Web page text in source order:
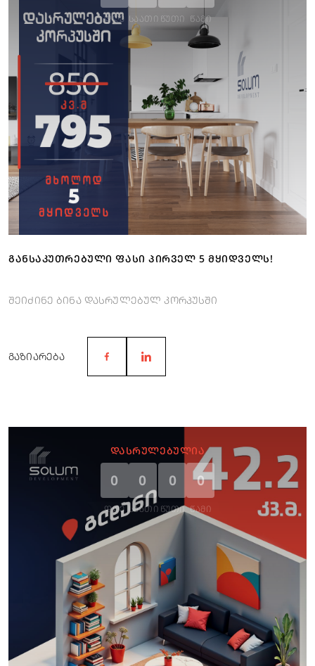
ᲓᲦᲔ ᲡᲐᲐᲗᲘ ᲬᲣᲗᲘ ᲬᲐᲛᲘ
ᲒᲐᲜᲡᲐᲙᲣᲗᲠᲔᲑᲣᲚᲘ ᲤᲐᲡᲘ ᲞᲘᲠᲕᲔᲚ 5 ᲛᲧᲘᲓᲕᲔᲚᲡ!
შეიძინე ბინა დასრულებულ კორპუსში
ᲒᲐᲖᲘᲐᲠᲔᲑᲐ
ᲓᲐᲡᲠᲣᲚᲔᲑᲣᲚᲘᲐ
0
ᲓᲦᲔ
0
ᲡᲐᲐᲗᲘ
0
ᲬᲣᲗᲘ
0
ᲬᲐᲛᲘ